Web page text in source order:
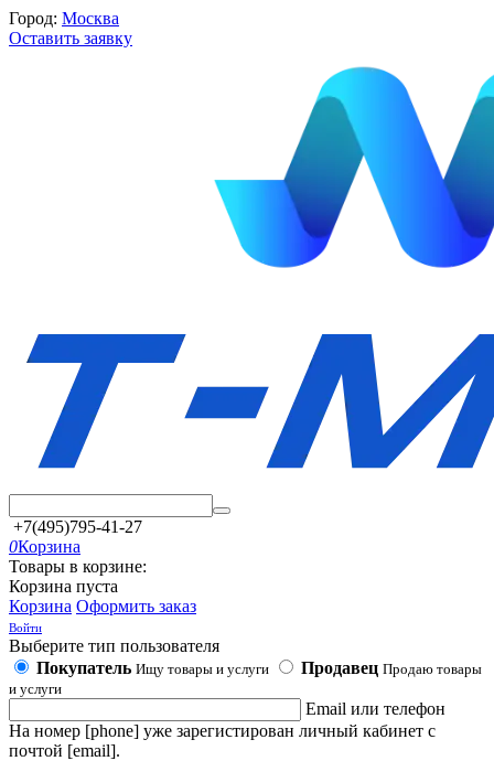
Город: Москва
Оставить заявку
+7(495)795-41-27
0Корзина
Товары в корзине:
Корзина пуста
Корзина Оформить заказ
Войти
Выберите тип пользователя
Покупатель Ищу товары и услуги Продавец Продаю товары
и услуги
Email или телефон
На номер [phone] уже зарегистирован личный кабинет с
почтой [email].